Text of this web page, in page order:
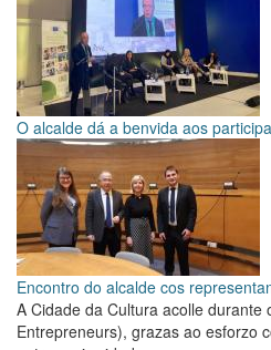
O alcalde dá a benvida aos
Encontro do alcalde cos
A Cidade da Cultura acolle
Entrepreneurs), grazas ao esforzo